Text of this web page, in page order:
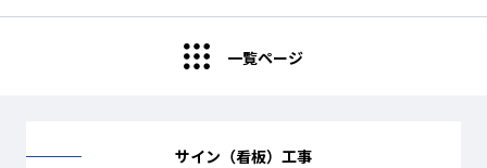
一覧ページ
サイン（看板）工事